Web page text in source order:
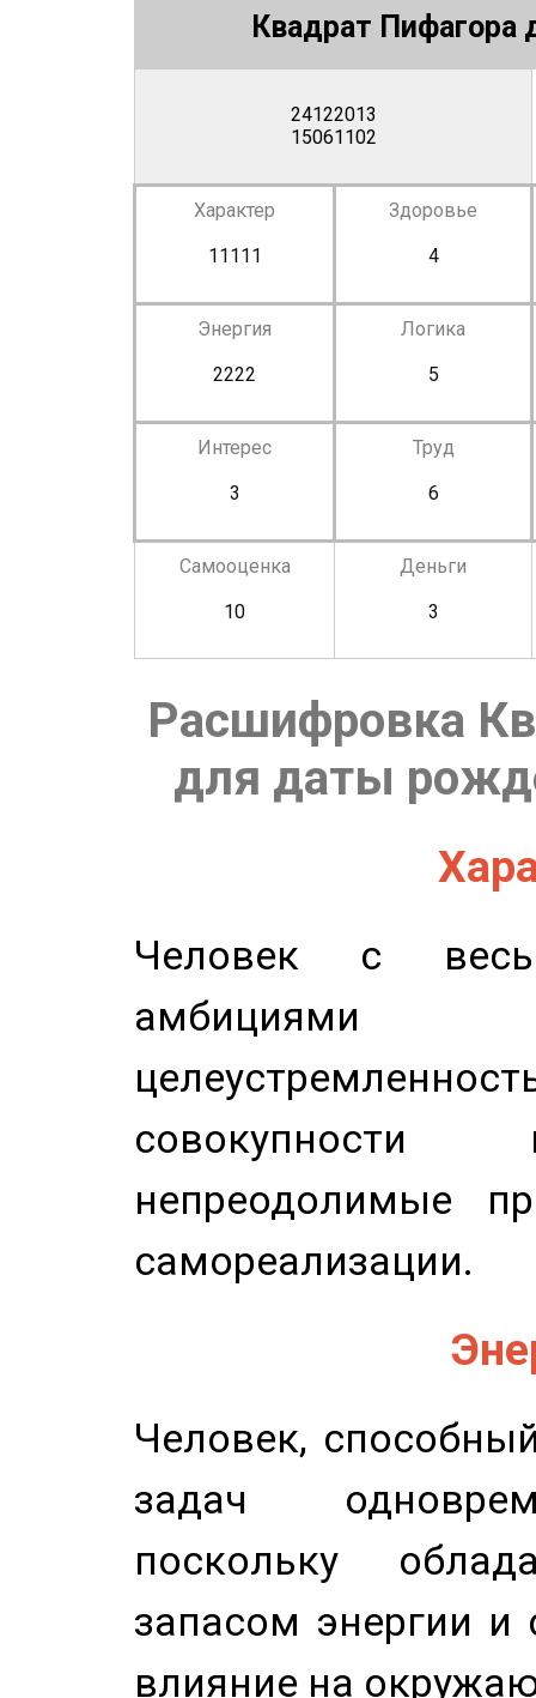
Квадрат Пифагора
24122013
15061102
Характер
11111
Здоровье
4
Энергия
2222
Логика
5
Интерес
3
Труд
6
Самооценка
10
Деньги
3
Расшифровка
для даты
Человек с
непреодолимые
самореализации.
Человек,
задач
поскольку
запасом энергии и
влияние на